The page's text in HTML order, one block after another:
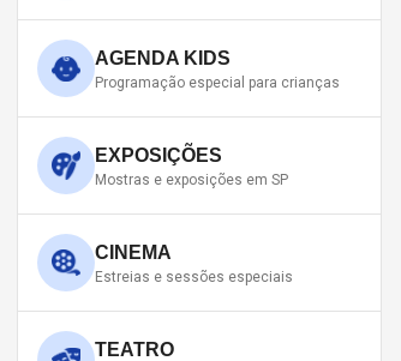
AGENDA KIDS
Programação especial para crianças
EXPOSIÇÕES
Mostras e exposições em SP
CINEMA
Estreias e sessões especiais
TEATRO